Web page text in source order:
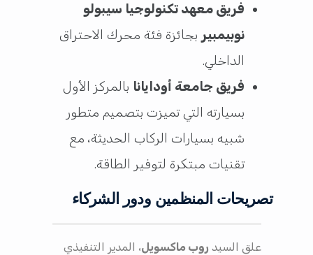
فريق معهد تكنولوجيا سيبولو
نوبيمبير بجائزة فئة محرك الاحتراق
الداخلي.
فريق جامعة أودايانا بالمركز الأول
بسيارته التي تميزت بتصميم متطور
شبيه بسيارات الركاب الحديثة، مع
تقنيات مبتكرة لتوفير الطاقة.
تصريحات المنظمين ودور الشركاء
علق السيد روب ماكسويل، المدير التنفيذي